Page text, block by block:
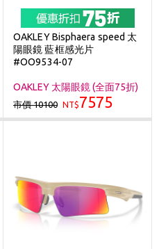
OAKLEY Bisphaera speed 太
陽眼鏡 藍框感光片
#OO9534-07
OAKLEY 太陽眼鏡 (全面75折)
市價 10100 NT$7575